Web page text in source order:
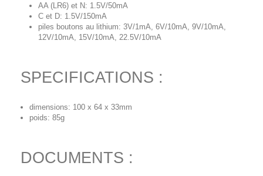
AA (LR6) et N: 1.5V/50mA
C et D: 1.5V/150mA
piles boutons au lithium: 3V/1mA, 6V/10mA, 9V/10mA,
12V/10mA, 15V/10mA, 22.5V/10mA
SPECIFICATIONS :
dimensions: 100 x 64 x 33mm
poids: 85g
DOCUMENTS :